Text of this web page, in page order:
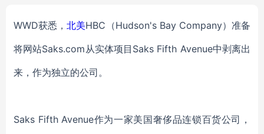
WWD获悉 ，北美HBC （Hudson's Bay Company） 准备
将网站Saks.com从实体项目 Saks Fifth Avenue中剥离出
来， 作为独立的公司。
Saks Fifth Avenue作为一家美国奢侈品连锁百货公司，